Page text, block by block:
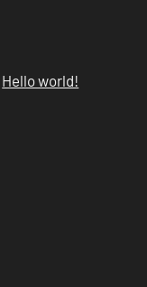
Hello world!